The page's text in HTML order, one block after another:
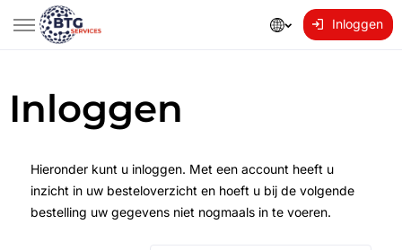
Inloggen
Inloggen
Hieronder kunt u inloggen. Met een account heeft u
inzicht in uw besteloverzicht en hoeft u bij de volgende
bestelling uw gegevens niet nogmaals in te voeren.